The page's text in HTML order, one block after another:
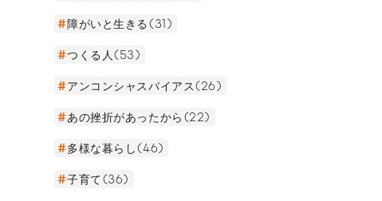
障がいと生きる(31)
つくる人(53)
アンコンシャスバイアス(26)
あの挫折があったから(22)
多様な暮らし(46)
子育て(36)